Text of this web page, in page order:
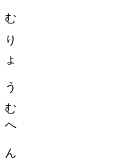
むりょうむへん